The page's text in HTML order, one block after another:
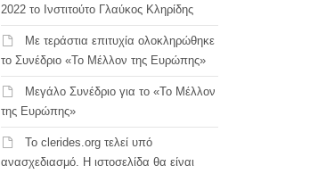
2022 το Ινστιτούτο Γλαύκος Κληρίδης
Με τεράστια επιτυχία ολοκληρώθηκε
το Συνέδριο «Το Μέλλον της Ευρώπης»
Μεγάλο Συνέδριο για το «Το Μέλλον
της Ευρώπης»
Το clerides.org τελεί υπό
ανασχεδιασμό. Η ιστοσελίδα θα είναι